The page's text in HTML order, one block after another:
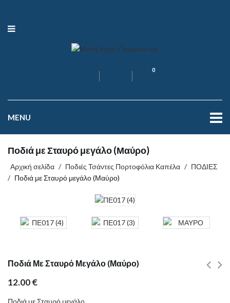
0
MENU
Ποδιά με Σταυρό μεγάλο (Μαύρο)
Αρχική σελίδα / Ποδιές Τσάντες Πορτοφόλια Καπέλα / ΠΟΔΙΕΣ
/ Ποδιά με Σταυρό μεγάλο (Μαύρο)
Ποδιά Με Σταυρό Μεγάλο (Μαύρο)
12.00€